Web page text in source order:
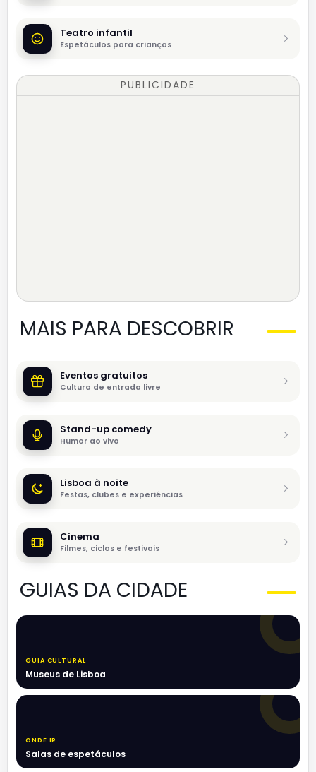
Teatro infantil
Espetáculos para crianças
PUBLICIDADE
MAIS PARA DESCOBRIR
Eventos gratuitos
Cultura de entrada livre
Stand-up comedy
Humor ao vivo
Lisboa à noite
Festas, clubes e experiências
Cinema
Filmes, ciclos e festivais
GUIAS DA CIDADE
GUIA CULTURAL
Museus de Lisboa
ONDE IR
Salas de espetáculos